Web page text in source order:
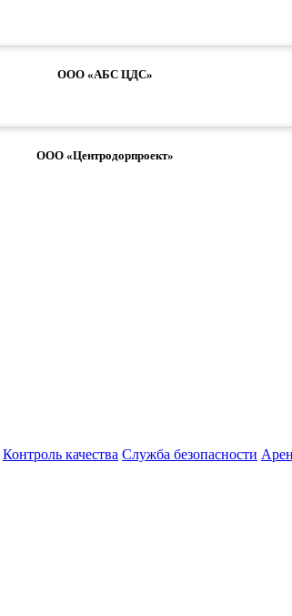
ООО «АБС ЦДС»
ООО «Центродорпроект»
Контроль качества Служба безопасности